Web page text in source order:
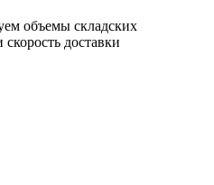
объемы складских
доставки